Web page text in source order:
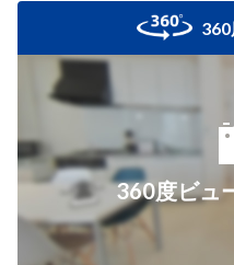
360度ビュ